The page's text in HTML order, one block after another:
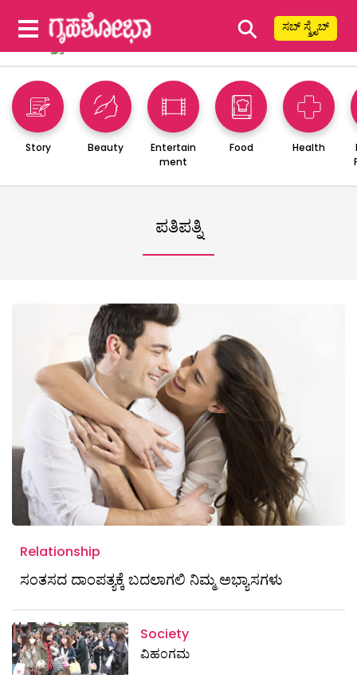
⚲ ಸಬ್ ಸ್ಕ್ರೈಬ್
Story Beauty
Entertain
ment
Food Health
ಪತಿಪತ್ನಿ
Relationship
ಸಂತಸದ ದಾಂಪತ್ಯಕ್ಕೆ ಬದಲಾಗಲಿ ನಿಮ್ಮ ಅಭ್ಯಾಸಗಳು
Society
ವಿಹಂಗಮ